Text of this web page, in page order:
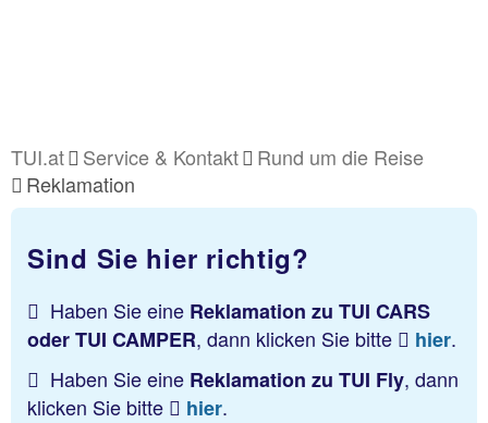
TUI.at Service & Kontakt
Rund um die Reise
Reklamation
Sind Sie hier richtig?
Haben Sie eine Reklamation zu TUI CARS
oder TUI CAMPER, dann klicken Sie bitte hier.
Haben Sie eine Reklamation zu TUI Fly, dann
klicken Sie bitte
hier.